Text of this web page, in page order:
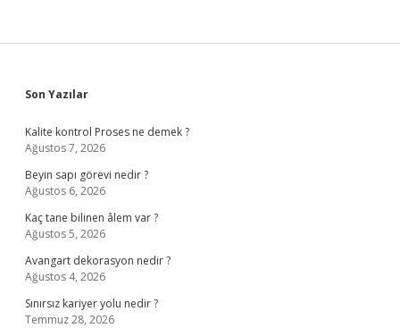
Sidebar
Son Yazılar
Kalite kontrol Proses ne demek ?
Ağustos 7, 2026
Beyin sapı görevi nedir ?
Ağustos 6, 2026
Kaç tane bilinen âlem var ?
Ağustos 5, 2026
Avangart dekorasyon nedir ?
Ağustos 4, 2026
Sınırsız kariyer yolu nedir ?
Temmuz 28, 2026